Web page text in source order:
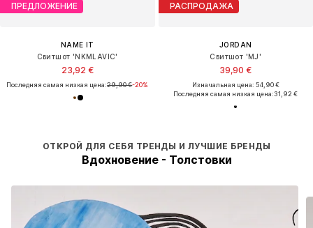
ПРЕДЛОЖЕНИЕ
NAME IT
Свитшот 'NKMLAVIC'
23,92 €
Последняя самая низкая цена:29,90 €-20%
РАСПРОДАЖА
JORDAN
Свитшот 'MJ'
39,90 €
Изначальная цена: 54,90 €
Последняя самая низкая цена:31,92 €
ОТКРОЙ ДЛЯ СЕБЯ ТРЕНДЫ И ЛУЧШИЕ БРЕНДЫ
Вдохновение - Толстовки